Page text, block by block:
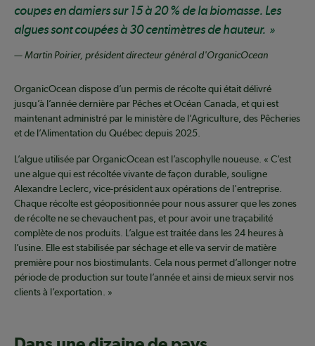
coupes en damiers sur 15 à 20 % de la biomasse. Les
algues sont coupées à 30 centimètres de hauteur.
— Martin Poirier, président directeur général d'OrganicOcean
OrganicOcean dispose d’un permis de récolte qui était délivré
jusqu’à l’année dernière par Pêches et Océan Canada, et qui est
maintenant administré par le ministère de l’Agriculture, des Pêcheries
et de l’Alimentation du Québec depuis 2025.
L’algue utilisée par OrganicOcean est l’ascophylle noueuse. « C’est
une algue qui est récoltée vivante de façon durable, souligne
Alexandre Leclerc, vice-président aux opérations de l'entreprise.
Chaque récolte est géopositionnée pour nous assurer que les zones
de récolte ne se chevauchent pas, et pour avoir une traçabilité
complète de nos produits. L’algue est traitée dans les 24 heures à
l’usine. Elle est stabilisée par séchage et elle va servir de matière
première pour nos biostimulants. Cela nous permet d’allonger notre
période de production sur toute l’année et ainsi de mieux servir nos
clients à l’exportation. »